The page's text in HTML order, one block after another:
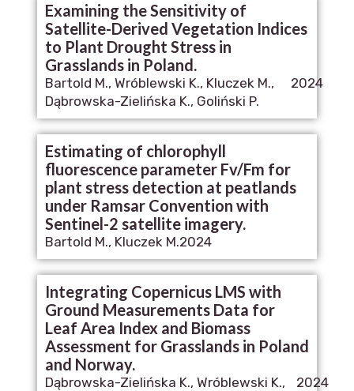
Examining the Sensitivity of
Satellite-Derived Vegetation Indices
to Plant Drought Stress in
Grasslands in Poland.
Bartold M., Wróblewski K., Kluczek M.,
Dąbrowska-Zielińska K., Goliński P.
2024
Estimating of chlorophyll
fluorescence parameter Fv/Fm for
plant stress detection at peatlands
under Ramsar Convention with
Sentinel-2 satellite imagery.
Bartold M., Kluczek M.2024
Integrating Copernicus LMS with
Ground Measurements Data for
Leaf Area Index and Biomass
Assessment for Grasslands in Poland
and Norway.
Dąbrowska-Zielińska K., Wróblewski K.,
2024